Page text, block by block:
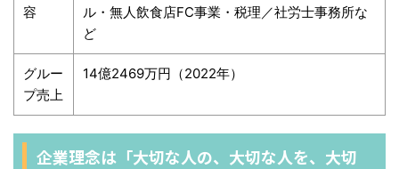
容
ル・無人飲食店FC事業・税理／社労士事務所な
ど
グルー
プ売上
14億2469万円（2022年）
企業理念は「大切な人の、大切な人を、大切